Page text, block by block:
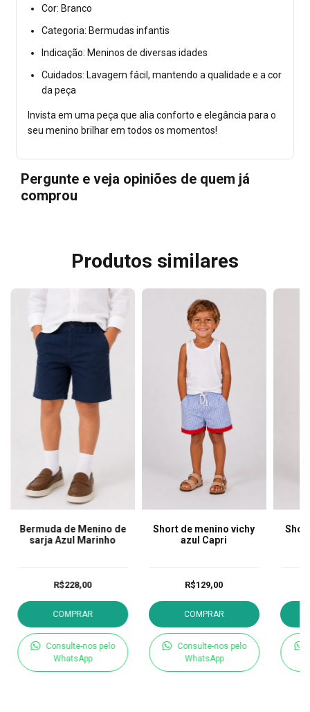
Cor: Branco
Categoria: Bermudas infantis
Indicação: Meninos de diversas idades
Cuidados: Lavagem fácil, mantendo a qualidade e a cor
da peça
Invista em uma peça que alia conforto e elegância para o
seu menino brilhar em todos os momentos!
Pergunte e veja opiniões de quem já
comprou
Produtos similares
Bermuda de Menino de
sarja Azul Marinho
R$228,00
COMPRAR
Consulte-nos pelo
WhatsApp
Short de menino vichy
azul Capri
R$129,00
COMPRAR
Consulte-nos pelo
WhatsApp